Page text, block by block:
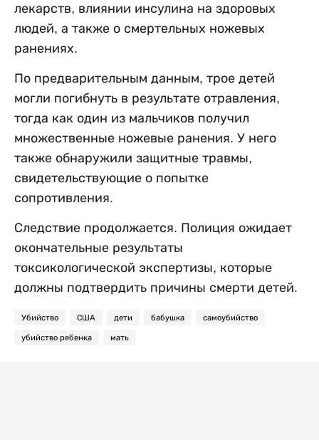
лекарств, влиянии инсулина на здоровых
людей, а также о смертельных ножевых
ранениях.
По предварительным данным, трое детей
могли погибнуть в результате отравления,
тогда как один из мальчиков получил
множественные ножевые ранения. У него
также обнаружили защитные травмы,
свидетельствующие о попытке
сопротивления.
Следствие продолжается. Полиция ожидает
окончательные результаты
токсикологической экспертизы, которые
должны подтвердить причины смерти детей.
Убийство США дети бабушка самоубийство
убийство ребенка мать